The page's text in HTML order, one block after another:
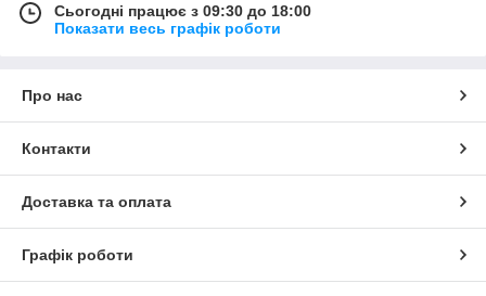
Сьогодні працює з 09:30 до 18:00
Показати весь графік роботи
Про нас
Контакти
Доставка та оплата
Графік роботи